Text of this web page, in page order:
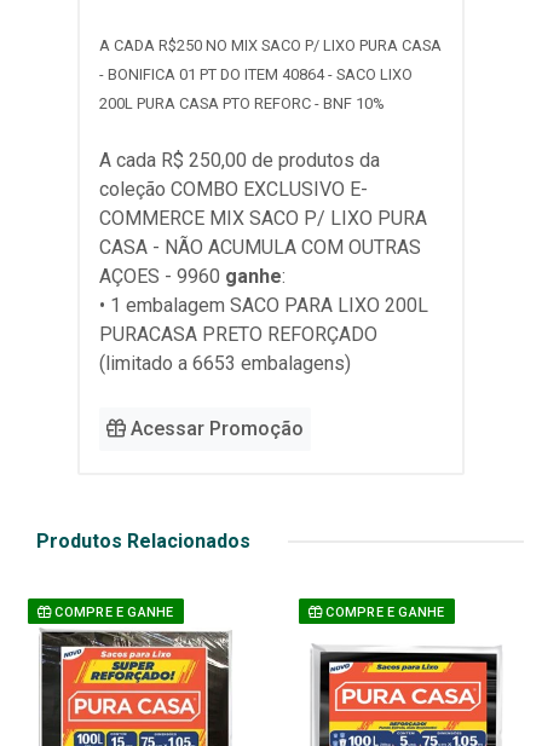
A CADA R$250 NO MIX SACO P/ LIXO PURA CASA
- BONIFICA 01 PT DO ITEM 40864 - SACO LIXO
200L PURA CASA PTO REFORC - BNF 10%
A cada R$ 250,00 de produtos da
coleção COMBO EXCLUSIVO E-
COMMERCE MIX SACO P/ LIXO PURA
CASA - NÃO ACUMULA COM OUTRAS
AÇOES - 9960 ganhe:
• 1 embalagem SACO PARA LIXO 200L
PURACASA PRETO REFORÇADO
(limitado a 6653 embalagens)
Acessar Promoção
Produtos Relacionados
COMPRE E GANHE COMPRE E GANHE